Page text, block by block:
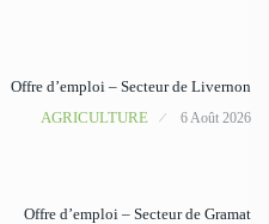
Offre d’emploi – Secteur de Livernon
AGRICULTURE
6 Août 2026
Offre d’emploi – Secteur de Gramat